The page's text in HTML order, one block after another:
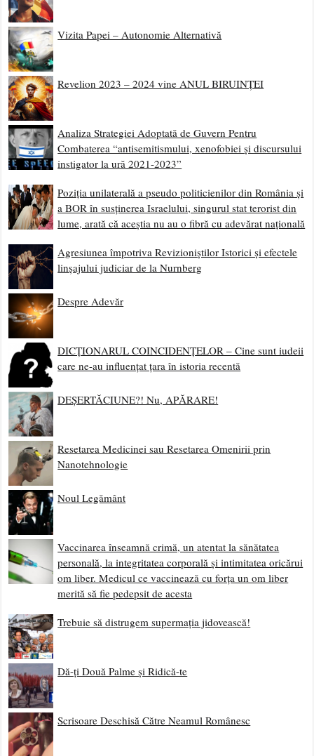
Vizita Papei – Autonomie Alternativă
Revelion 2023 – 2024 vine ANUL BIRUINȚEI
Analiza Strategiei Adoptată de Guvern Pentru
Combaterea “antisemitismului, xenofobiei și discursului
instigator la ură 2021-2023”
Poziția unilaterală a pseudo politicienilor din România și
a BOR în susținerea Israelului, singurul stat terorist din
lume, arată că aceștia nu au o fibră cu adevărat națională
Agresiunea împotriva Revizioniștilor Istorici și efectele
linșajului judiciar de la Nurnberg
Despre Adevăr
DICȚIONARUL COINCIDENȚELOR – Cine sunt iudeii
care ne-au influențat țara în istoria recentă
DEȘERTĂCIUNE?! Nu, APĂRARE!
Resetarea Medicinei sau Resetarea Omenirii prin
Nanotehnologie
Noul Legământ
Vaccinarea înseamnă crimă, un atentat la sănătatea
personală, la integritatea corporală și intimitatea oricărui
om liber. Medicul ce vaccinează cu forța un om liber
merită să fie pedepsit de acesta
Trebuie să distrugem supermația jidovească!
Dă-ți Două Palme și Ridică-te
Scrisoare Deschisă Către Neamul Românesc